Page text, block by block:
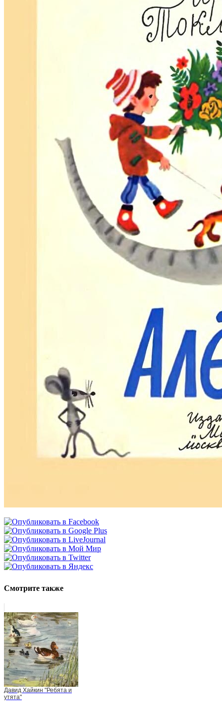
Смотрите также
Давид Хайкин "Ребята и
утята"